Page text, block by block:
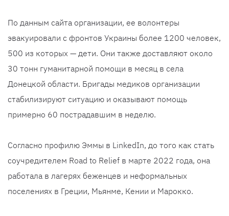
По данным сайта организации, ее волонтеры
эвакуировали с фронтов Украины более 1200 человек,
500 из которых — дети. Они также доставляют около
30 тонн гуманитарной помощи в месяц в села
Донецкой области. Бригады медиков организации
стабилизируют ситуацию и оказывают помощь
примерно 60 пострадавшим в неделю.
Согласно профилю Эммы в LinkedIn, до того как стать
соучредителем Road to Relief в марте 2022 года, она
работала в лагерях беженцев и неформальных
поселениях в Греции, Мьянме, Кении и Марокко.